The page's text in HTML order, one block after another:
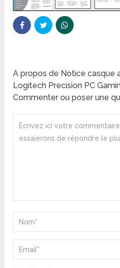
A propos de Notice casque
Logitech Precision PC
Commenter ou poser une